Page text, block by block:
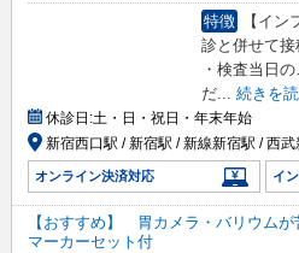
特徴
【イ
診と併せて接
・検査当日
だ... 続きを
休診日:土・日・祝日・年末年始
新宿西口駅 / 新宿駅 / 新線新宿駅 / 西武
オンライン決済対応 イ
【おすすめ】 胃カメラ・バリウム
マーカーセット付